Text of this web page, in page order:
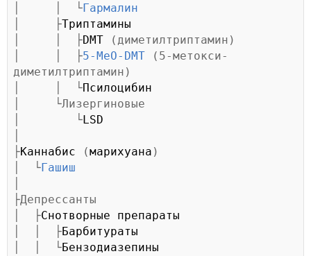
│     │  └Гармалин
│     ├Триптамины
│     │  ├DMT (диметилтриптамин)
│     │  ├5-MeO-DMT (5-метокси-
диметилтриптамин)
│     │  └Псилоцибин
│     └Лизергиновые
│        └LSD
├Каннабис (марихуана )
│  └Гашиш
├Депрессанты
│  ├Снотворные препараты
│  │  ├Барбитураты
│  │  └Бензодиазепины